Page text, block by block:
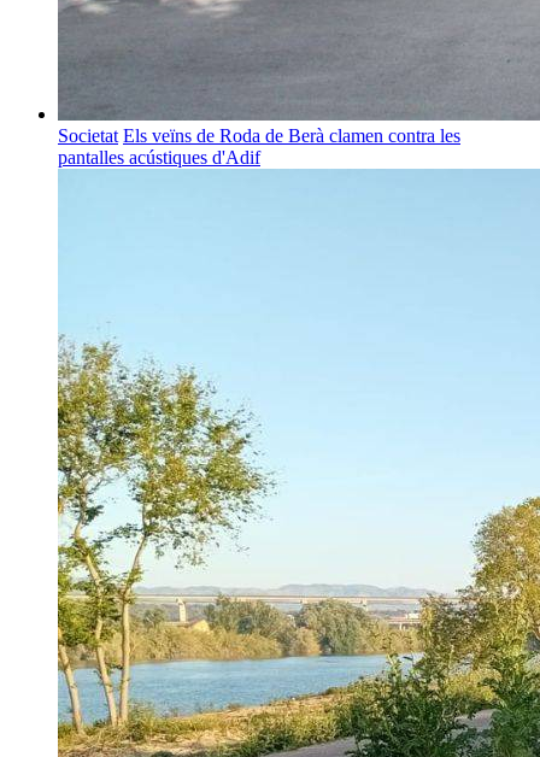
Societat Els veïns de Roda de Berà clamen contra les
pantalles acústiques d'Adif